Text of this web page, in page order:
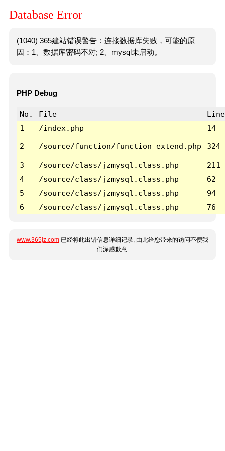
Database Error
(1040) 365建站错误警告：连接数据库失败，可能的原
因：1、数据库密码不对; 2、mysql未启动。
PHP Debug
No. File
Line
1
/index.php 14
2 /source/function/function_extend.php 324
3 /source/class/jzmysql.class.php
211
4
/source/class/jzmysql.class.php
62
5
/source/class/jzmysql.class.php
94
6
/source/class/jzmysql.class.php 76
www.365jz.com 已经将此出错信息详细记录, 由此给您带来的访问不便我
们深感歉意.